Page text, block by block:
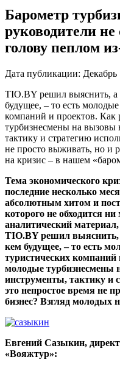
Барометр
руководители
голову пеплом
Дата публикации: Декабрь
TIO.BY решил выяснить, а
будущее, – то есть
компаний и проектов. Как
турбизнесмены на вызовы
тактику и стратегию
не просто выживать, но и
на кризис – в нашем
Тема экономического
последние несколько
абсолютным хитом и
которого не обходится
аналитический
TIO.BY решил выяснить,
кем будущее, – то есть
туристических
молодые турбизнесмены
инструменты, тактику и
это непростое время не
бизнес? Взгляд молодых
Евгений Сазыкин,
«Вояжтур»: